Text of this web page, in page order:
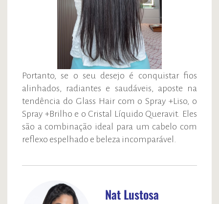
Portanto, se o seu desejo é conquistar fios
alinhados, radiantes e saudáveis, aposte na
tendência do Glass Hair com o Spray +Liso, o
Spray +Brilho e o Cristal Líquido Queravit. Eles
são a combinação ideal para um cabelo com
reflexo espelhado e beleza incomparável.
Nat Lustosa